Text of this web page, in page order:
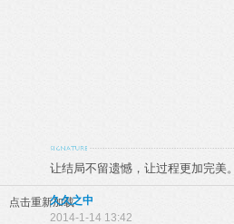
让结局不留遗憾，让过程更加完美。
点击重新加载
久久之中
2014-1-14 13:42